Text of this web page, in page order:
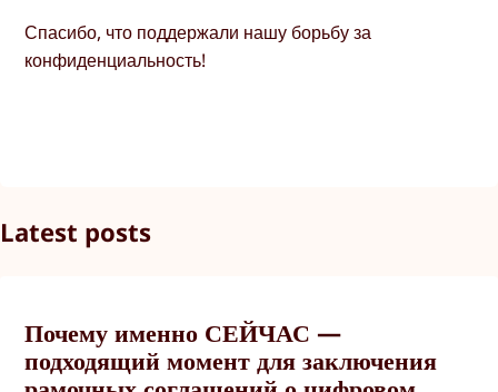
Спасибо, что поддержали нашу борьбу за
конфиденциальность!
Latest posts
Почему именно СЕЙЧАС —
подходящий момент для заключения